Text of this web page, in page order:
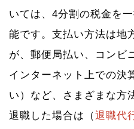
いては、4分割の税金を
能です。支払い方法は地
が、郵便局払い、コンビ
インターネット上での決
い）など、さまざまな方
退職した場合は（退職代